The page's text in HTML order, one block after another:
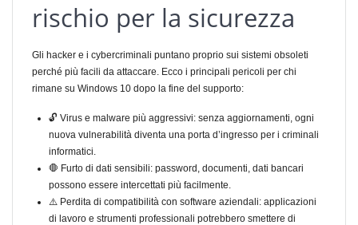
rischio per la sicurezza
Gli hacker e i cybercriminali puntano proprio sui sistemi obsoleti
perché più facili da attaccare. Ecco i principali pericoli per chi
rimane su Windows 10 dopo la fine del supporto:
🔓 Virus e malware più aggressivi: senza aggiornamenti, ogni
nuova vulnerabilità diventa una porta d’ingresso per i criminali
informatici.
🛑 Furto di dati sensibili: password, documenti, dati bancari
possono essere intercettati più facilmente.
⚠️ Perdita di compatibilità con software aziendali: applicazioni
di lavoro e strumenti professionali potrebbero smettere di